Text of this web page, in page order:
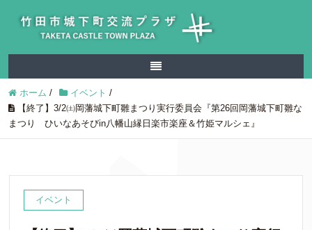
ホーム / イベント /
【終了】3/2㈯岡藩城下町雛まつり実行委員会『第26回岡藩城下町雛な
まつり ひいなあそびin八幡山縁日楽市楽座＆竹姫マルシェ』
イベント